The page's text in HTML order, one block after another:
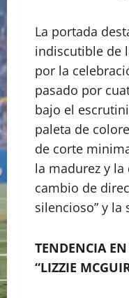
La portada
indiscutible de
por la
pasado por
bajo el
paleta de
de corte
la madurez y
cambio de
silencioso” y la
TENDENCIA
“LIZZIE